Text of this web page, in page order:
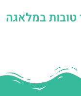
במלאגה